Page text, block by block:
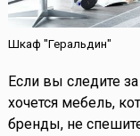
Шкаф "Геральдин"
Если вы следите
хочется мебель,
бренды, не